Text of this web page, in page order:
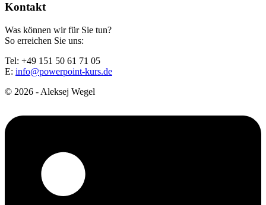
Kontakt
Was können wir für Sie tun?
So erreichen Sie uns:
Tel: +49 151 50 61 71 05
E: info@powerpoint-kurs.de
© 2026 - Aleksej Wegel